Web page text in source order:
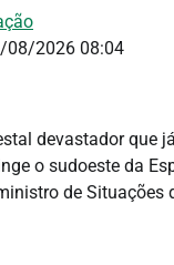
08/2026 08:04
devastador que
o sudoeste da
de Situações